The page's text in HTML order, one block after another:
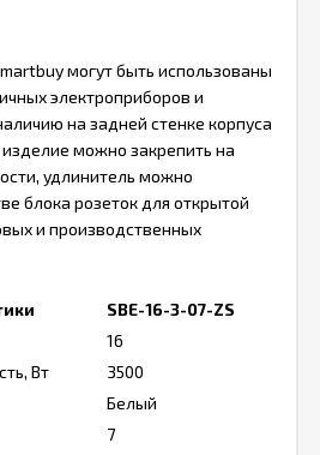
могут быть использованы
электроприборов и
на задней стенке корпуса
можно закрепить на
удлинитель можно
блока розеток для открытой
и производственных
SBE-16-3-07-ZS
16
Вт
3500
Белый
7